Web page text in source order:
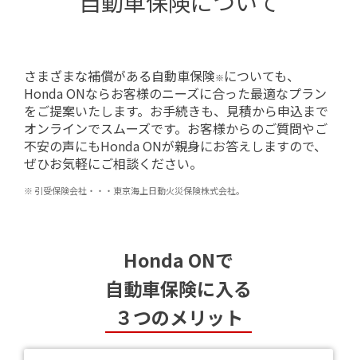
さまざまな補償がある自動車保険※についても、
Honda ONならお客様のニーズに合った最適なプラン
をご提案いたします。お手続きも、見積から申込まで
オンラインでスムーズです。お客様からのご質問やご
不安の声にもHonda ONが親身にお答えしますので、
ぜひお気軽にご相談ください。
※ 引受保険会社・・・東京海上日動火災保険株式会社。
Honda ONで
自動車保険に入る
３つのメリット